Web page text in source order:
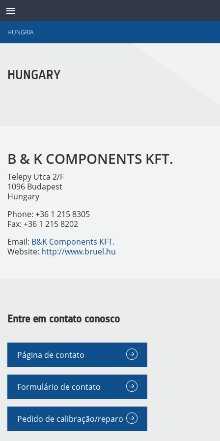
INSTRUMENTOS
HUNGRIA
HUNGARY
B & K COMPONENTS KFT.
Telepy Utca 2/F
1096 Budapest
Hungary
Phone: +36 1 215 8305
Fax: +36 1 215 8202
Email: B&K Components KFT.
Website: http://www.bruel.hu
Entre em contato conosco
Página de contato
Formulário de contato
Pedido de calibração/reparo